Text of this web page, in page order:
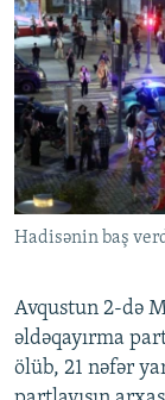
Hadisənin baş
Avqustun 2-də
əldəqayırma
ölüb, 21 nəfər